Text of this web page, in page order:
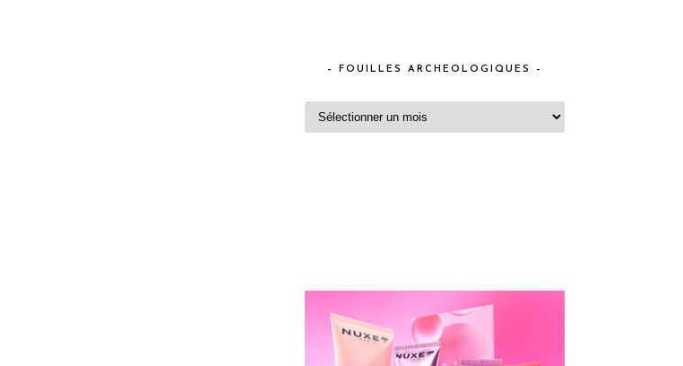
– FOUILLES ARCHEOLOGIQUES –